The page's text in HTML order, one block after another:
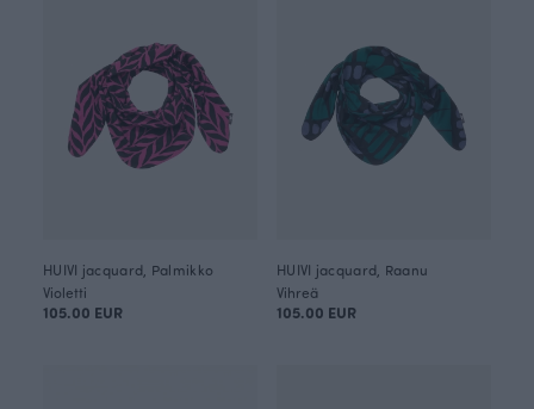
HUIVI jacquard, Palmikko
Violetti
105.00 EUR
HUIVI jacquard, Raanu
Vihreä
105.00 EUR